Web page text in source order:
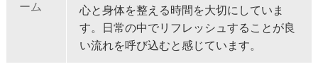
ーム
心と身体を整える時間を大切にしていま
す。日常の中でリフレッシュすることが良
い流れを呼び込むと感じています。